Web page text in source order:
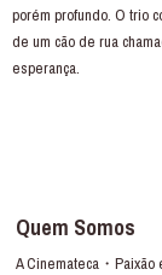
porém profundo. O trio
de um cão de rua
esperança.
Quem Somos
A Cinemateca・